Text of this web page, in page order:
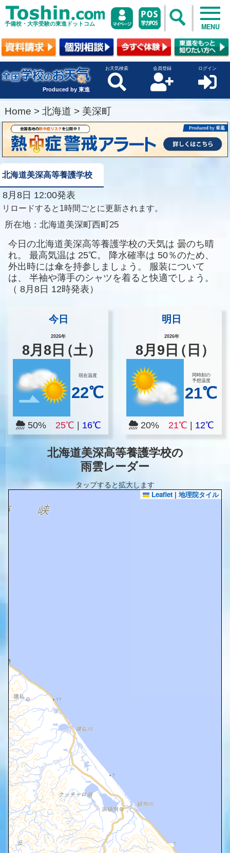
予備校・大学受験の東進ドットコム MENU
Produced by 東進
お天気検索 会員登録 ログイン
Home > 北海道 > 美深町
北海道美深高等養護学校
8月8日 12:00発表
リロードすると1時間ごとに更新されます。
所在地： 北海道美深町西町25
今日の北海道美深高等養護学校の天気は 曇のち晴
れ。
最高気温は 25℃。 降水確率は 50％のため、
外出時には傘を持参しましょう。
服装について
は、
半袖や薄手のシャツを着ると快適でしょう。
（ 8月8日 12時発表）
今日
2026年
8月8 日（土）
現在温度
22℃
50% 25℃ 16℃
明日
2026年
8月 9 日（日）
同時刻の
予想温度
21℃
20% 21℃ 12℃
北海道美深高等養護学校の
雨雲レーダー
タップすると拡大します
Leaflet | 地理院タイル